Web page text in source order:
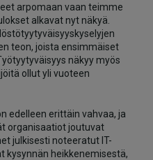
arpomaan vaan teimme
alkavat nyt näkyä.
teon, joista ensimmäiset
näkyy myös
ollut yli vuoteen
edelleen erittäin vahvaa, ja
organisaatiot joutuvat
julkisesti noteeratut IT-
kysynnän heikkenemisestä,